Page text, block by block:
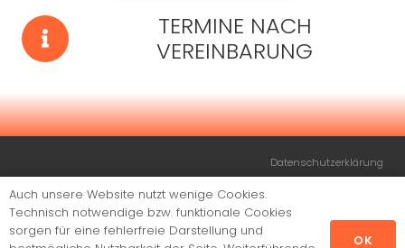
TERMINE NACH
VEREINBARUNG
© Blasius Ergotherapie GmbH 2024
Datenschutzerklärung
Auch unsere Website nutzt wenige Cookies.
Technisch notwendige bzw. funktionale Cookies
sorgen für eine fehlerfreie Darstellung und
OK